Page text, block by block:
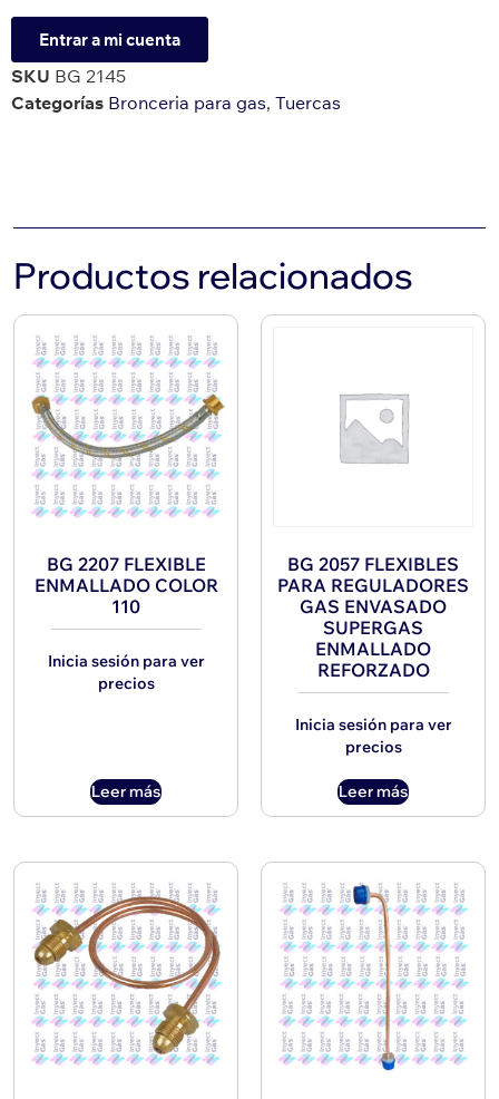
Entrar a mi cuenta
SKU BG 2145
Categorías Bronceria para gas, Tuercas
Productos relacionados
BG 2207 FLEXIBLE
ENMALLADO COLOR
110
Inicia sesión para ver
precios
Leer más
BG 2057 FLEXIBLES
PARA REGULADORES
GAS ENVASADO
SUPERGAS
ENMALLADO
REFORZADO
Inicia sesión para ver
precios
Leer más